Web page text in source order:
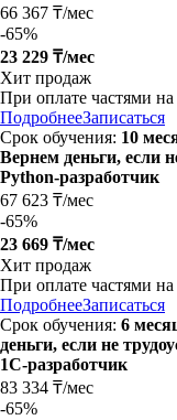
66 367 ₸/мес
-65%
23 229 ₸/мес
Хит продаж
При оплате частями на
ПодробнееЗаписаться
Срок обучения: 10
Вернем деньги, если
Python-разработчик
67 623 ₸/мес
-65%
23 669 ₸/мес
Хит продаж
При оплате частями на
ПодробнееЗаписаться
Срок обучения: 6
деньги, если не
1С-разработчик
83 334 ₸/мес
-65%